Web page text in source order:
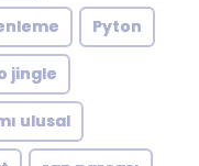
Pyton
jingle
ulusal